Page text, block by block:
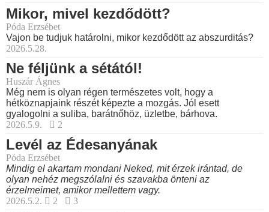
Mikor, mivel kezdődött?
Póda Erzsébet
Vajon be tudjuk határolni, mikor kezdődött az abszurditás?
2026.5.28.
Ne féljünk a sétától!
Huszár Ágnes
Még nem is olyan régen természetes volt, hogy a
hétköznapjaink részét képezte a mozgás. Jól esett
gyalogolni a suliba, barátnőhöz, üzletbe, bárhova.
2026.5.9.
2
Levél az Édesanyának
Póda Erzsébet
Mindig el akartam mondani Neked, mit érzek irántad, de
olyan nehéz megszólalni és szavakba önteni az
érzelmeimet, amikor mellettem vagy.
2026.5.2.
2 3